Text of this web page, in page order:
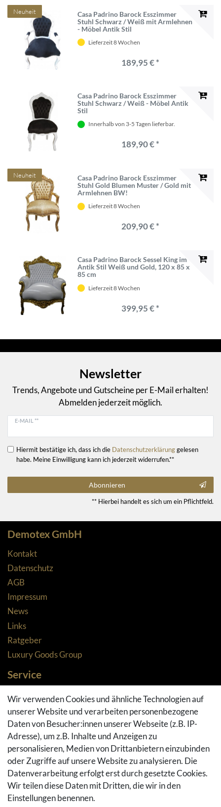
Neuheit
Casa Padrino Barock Esszimmer
Stuhl Schwarz / Weiß mit Armlehnen
- Möbel Antik Stil
Lieferzeit 8 Wochen
189,95 € *
Casa Padrino Barock Esszimmer
Stuhl Schwarz / Weiß - Möbel Antik
Stil
Innerhalb von 3-5 Tagen lieferbar.
189,90 € *
Neuheit
Casa Padrino Barock Esszimmer
Stuhl Gold Blumen Muster / Gold mit
Armlehnen BW!
Lieferzeit 8 Wochen
209,90 € *
Casa Padrino Barock Sessel King im
Antik Stil Weiß und Gold, 120 x 85 x
85 cm
Lieferzeit 8 Wochen
399,95 € *
Newsletter
Trends, Angebote und Gutscheine per E-Mail erhalten!
Abmelden jederzeit möglich.
E-MAIL **
Hiermit bestätige ich, dass ich die Daten­schutz­erklärunggelesen
habe. Meine Einwilligung kann ich jederzeit widerrufen.**
Abonnieren
** Hierbei handelt es sich um ein Pflichtfeld.
Demotex GmbH
Kontakt
Datenschutz
AGB
Impressum
News
Links
Ratgeber
Luxury Goods Group
Service
Zahlungsarten
Versandarten & -kosten
Widerrufsrecht
Rückgaberecht
Vertrag widerrufen
Warenkorb
Hilfe
Social Media
Wir verwenden Cookies und ähnliche Technologien auf
unserer Website und verarbeiten personenbezogene
Daten von Besucher:innen unserer Webseite (z.B. IP-
Adresse), um z.B. Inhalte und Anzeigen zu
personalisieren, Medien von Drittanbietern einzubinden
oder Zugriffe auf unsere Website zu analysieren. Die
Datenverarbeitung erfolgt erst durch gesetzte Cookies.
Wir teilen diese Daten mit Dritten, die wir in den
Einstellungen benennen.